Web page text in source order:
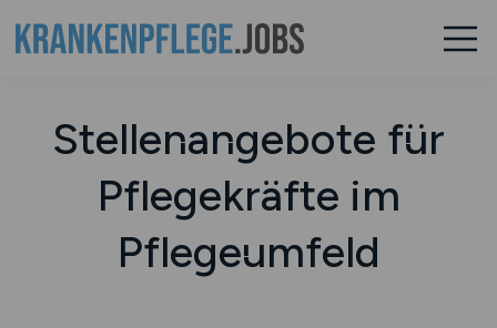
Stellenangebote für
Pflegekräfte im
Pflegeumfeld